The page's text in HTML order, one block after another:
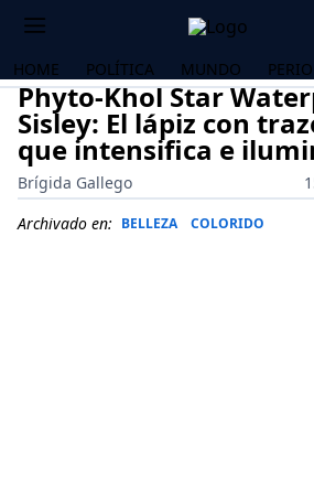
HOME POLÍTICA MUNDO
Phyto-Khol Star
Sisley: El lápiz con
que intensifica e
Brígida Gallego
Archivado en: BELLEZA COLORIDO